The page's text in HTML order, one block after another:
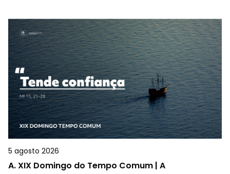
5 agosto 2026
A.XIX Domingo do Tempo Comum | A